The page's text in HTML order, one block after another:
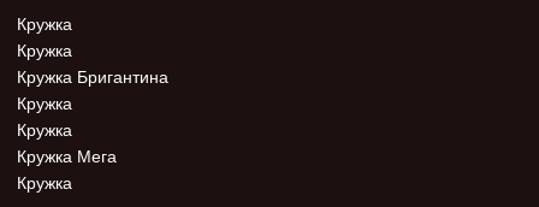
Кружка
Кружка
Кружка Бригантина
Кружка
Кружка
Кружка Мега
Кружка